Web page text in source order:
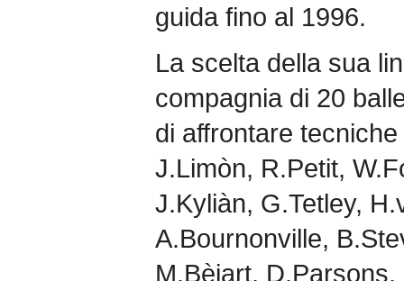
guida fino al 1996.
La scelta della sua
compagnia di 20
di affrontare
J.Limòn, R.Petit,
J.Kyliàn, G.Tetley,
A.Bournonville,
M.Bèjart,